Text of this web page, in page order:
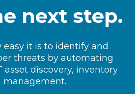
next step.
easy it is to identify and
threats by automating
asset discovery, inventory
management.